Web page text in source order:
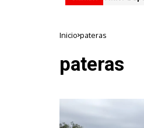
Inicio pateras
pateras